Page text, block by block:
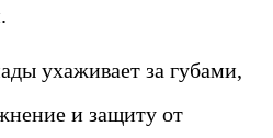
ухаживает за губами,
и защиту от